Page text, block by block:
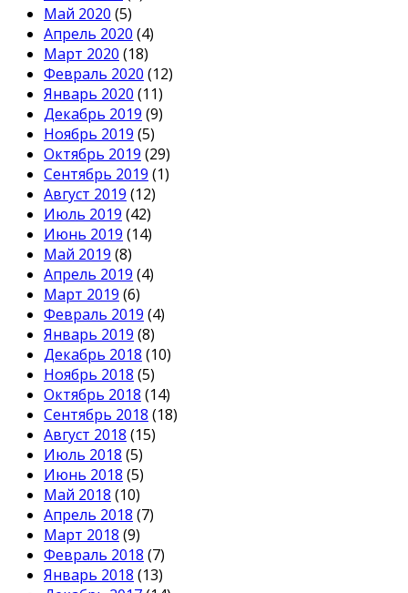
Май 2020 (5)
Апрель 2020 (4)
Март 2020 (18)
Февраль 2020 (12)
Январь 2020 (11)
Декабрь 2019 (9)
Ноябрь 2019 (5)
Октябрь 2019 (29)
Сентябрь 2019 (1)
Август 2019 (12)
Июль 2019 (42)
Июнь 2019 (14)
Май 2019 (8)
Апрель 2019 (4)
Март 2019 (6)
Февраль 2019 (4)
Январь 2019 (8)
Декабрь 2018 (10)
Ноябрь 2018 (5)
Октябрь 2018 (14)
Сентябрь 2018 (18)
Август 2018 (15)
Июль 2018 (5)
Июнь 2018 (5)
Май 2018 (10)
Апрель 2018 (7)
Март 2018 (9)
Февраль 2018 (7)
Январь 2018 (13)